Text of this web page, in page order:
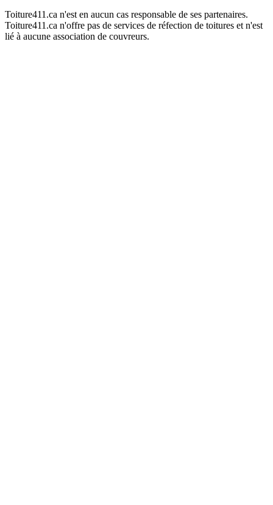
Toiture411.ca n'est en aucun cas responsable de ses partenaires.
Toiture411.ca n'offre pas de services de réfection de toitures et n'est
lié à aucune association de couvreurs.